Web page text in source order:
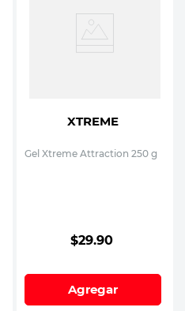
XTREME
Gel Xtreme Attraction 250 g
$29.90
Agregar